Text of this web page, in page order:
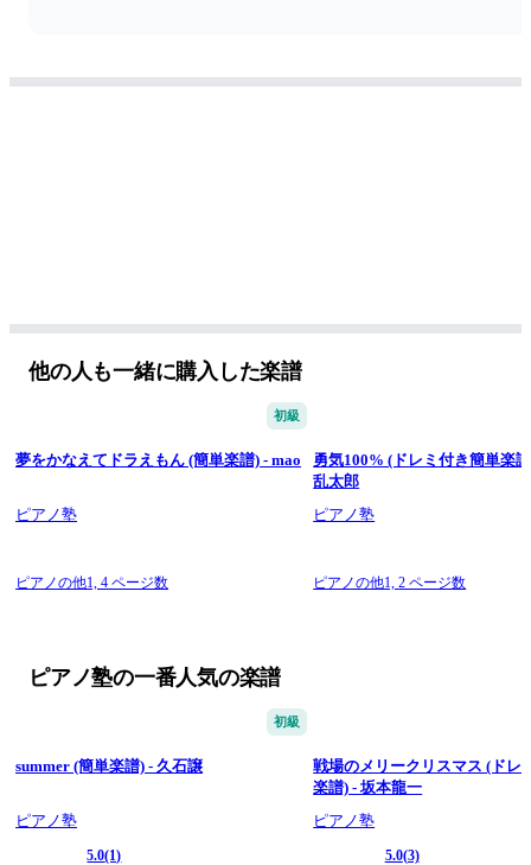
他の人も一緒に購入した楽譜
初級
夢をかなえてドラえもん (簡単楽譜) - mao
ピアノ塾
ピアノの他1, 4 ページ数
勇気100% (ドレミ付き簡単楽
乱太郎
ピアノ塾
ピアノの他1,2 ページ数
ピアノ塾の一番人気の楽譜
初級
summer (簡単楽譜) - 久石譲
ピアノ塾
5.0(1)
戦場のメリークリスマス (ドレ
楽譜) - 坂本龍一
ピアノ塾
5.0(3)